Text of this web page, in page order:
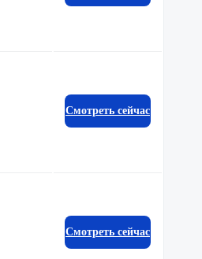
Смотреть сейчас
Смотреть сейчас